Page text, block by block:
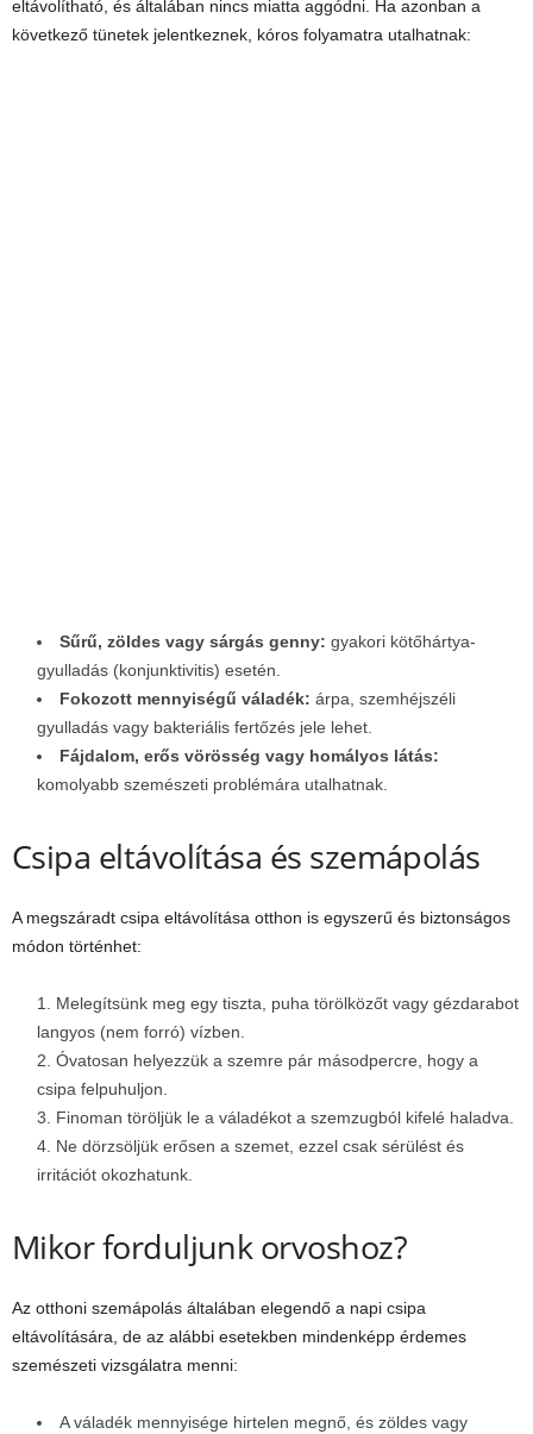
eltávolítható, és általában nincs miatta aggódni. Ha azonban a
következő tünetek jelentkeznek, kóros folyamatra utalhatnak:
Sűrű, zöldes vagy sárgás genny: gyakori kötőhártya-
gyulladás (konjunktivitis) esetén.
Fokozott mennyiségű váladék: árpa, szemhéjszéli
gyulladás vagy bakteriális fertőzés jele lehet.
Fájdalom, erős vörösség vagy homályos látás:
komolyabb szemészeti problémára utalhatnak.
Csipa eltávolítása és szemápolás
A megszáradt csipa eltávolítása otthon is egyszerű és biztonságos
módon történhet:
Melegítsünk meg egy tiszta, puha törölközőt vagy gézdarabot
langyos (nem forró) vízben.
Óvatosan helyezzük a szemre pár másodpercre, hogy a
csipa felpuhuljon.
Finoman töröljük le a váladékot a szemzugból kifelé haladva.
Ne dörzsöljük erősen a szemet, ezzel csak sérülést és
irritációt okozhatunk.
Mikor forduljunk orvoshoz?
Az otthoni szemápolás általában elegendő a napi csipa
eltávolítására, de az alábbi esetekben mindenképp érdemes
szemészeti vizsgálatra menni:
A váladék mennyisége hirtelen megnő, és zöldes vagy